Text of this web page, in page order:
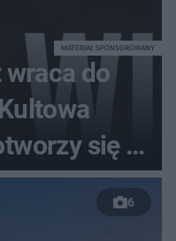
do
się w
MATERIAŁ SPONSOROWANY
6